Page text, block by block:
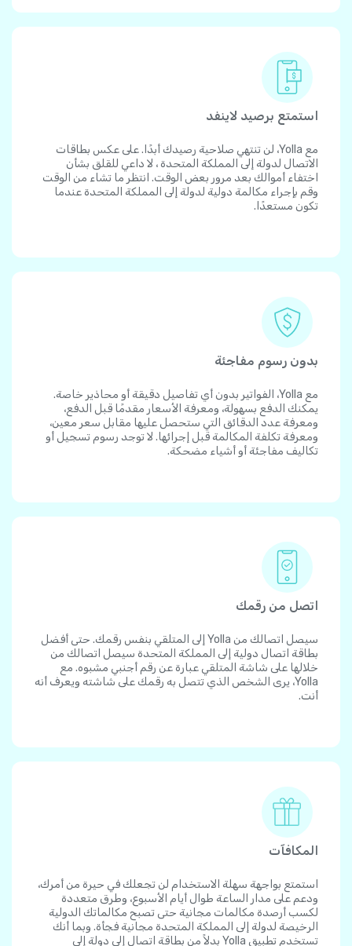
استمتع برصيد لاينفد
مع Yolla، لن تنتهي صلاحية رصيدك أبدًا. على عكس بطاقات
الاتصال لدولة إلى المملكة المتحدة ، لا داعي للقلق بشأن
اختفاء أموالك بعد مرور بعض الوقت. انتظر ما تشاء من الوقت
وقم بإجراء مكالمة دولية لدولة إلى المملكة المتحدة عندما
تكون مستعدًا.
بدون رسوم مفاجئة
مع Yolla، الفواتير بدون أي تفاصيل دقيقة أو محاذير خاصة.
يمكنك الدفع بسهولة، ومعرفة الأسعار مقدمًا قبل الدفع،
ومعرفة عدد الدقائق التي ستحصل عليها مقابل سعر معين،
ومعرفة تكلفة المكالمة قبل إجرائها. لا توجد رسوم تسجيل أو
تكاليف مفاجئة أو أشياء مضحكة.
اتصل من رقمك
سيصل اتصالك من Yolla إلى المتلقي بنفس رقمك. حتى أفضل
بطاقة اتصال دولية إلى المملكة المتحدة سيصل اتصالك من
خلالها على شاشة المتلقي عبارة عن رقم أجنبي مشبوه. مع
Yolla، يرى الشخص الذي تتصل به رقمك على شاشته ويعرف أنه
أنت.
المكافآت
استمتع بواجهة سهلة الاستخدام لن تجعلك في حيرة من أمرك،
ودعم على مدار الساعة طوال أيام الأسبوع، وطرق متعددة
لكسب أرصدة مكالمات مجانية حتى تصبح مكالماتك الدولية
الرخيصة لدولة إلى المملكة المتحدة مجانية فجأة. وبما أنك
تستخدم تطبيق Yolla بدلاً من بطاقة اتصال إلى دولة إلى